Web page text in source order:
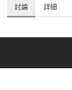
討論 詳細